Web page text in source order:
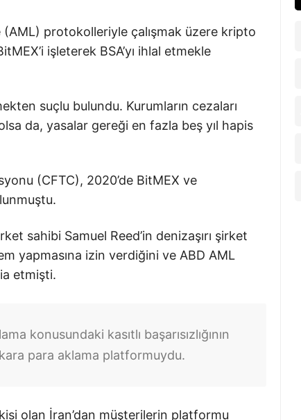
protokolleriyle çalışmak üzere kripto
işleterek BSA’yı ihlal etmekle
suçlu bulundu. Kurumların cezaları
da, yasalar gereği en fazla beş yıl hapis
(CFTC), 2020’de BitMEX ve
sahibi Samuel Reed’in denizaşırı şirket
yapmasına izin verdiğini ve ABD AML
etmişti.
konusundaki kasıtlı başarısızlığının
para aklama platformuydu.
olan İran’dan müşterilerin platformu